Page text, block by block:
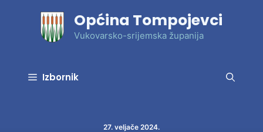
Općina Tompojevci
Vukovarsko-srijemska županija
Izbornik
27. veljače 2024.